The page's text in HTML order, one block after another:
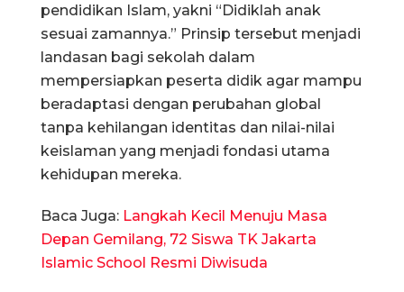
pendidikan Islam, yakni “Didiklah anak
sesuai zamannya.” Prinsip tersebut menjadi
landasan bagi sekolah dalam
mempersiapkan peserta didik agar mampu
beradaptasi dengan perubahan global
tanpa kehilangan identitas dan nilai-nilai
keislaman yang menjadi fondasi utama
kehidupan mereka.
Baca Juga: Langkah Kecil Menuju Masa
Depan Gemilang, 72 Siswa TK Jakarta
Islamic School Resmi Diwisuda